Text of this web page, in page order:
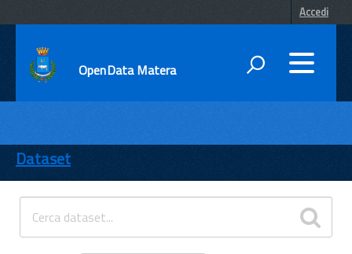
Accedi
OpenData Matera
ENTI
TEMI
INFORMAZIONI
Dataset